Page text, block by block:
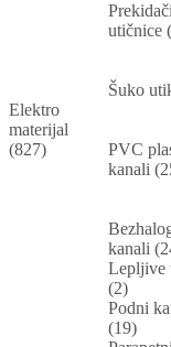
Elektro
materijal
(827)
utičnice
Šuko
PVC
kanali
kanali
Lepljive
(2)
Podni
(19)